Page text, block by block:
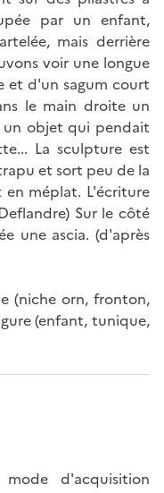
par un enfant,
mais derrière
voir une longue
et d'un sagum court
le main droite un
un objet qui pendait
La sculpture est
et sort peu de la
méplat. L'écriture
Sur le côté
une ascia. (d'après
(niche orn, fronton,
(enfant, tunique,
d'acquisition